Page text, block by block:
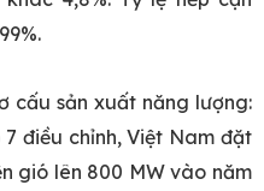
cấu sản xuất năng lượng:
điều chỉnh, Việt Nam đặt
gió lên 800 MW vào năm